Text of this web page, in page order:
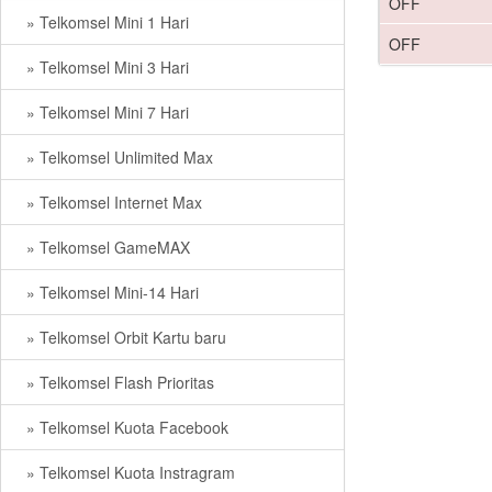
» Telkomsel Mini 1 Hari
» Telkomsel Mini 3 Hari
» Telkomsel Mini 7 Hari
» Telkomsel Unlimited Max
» Telkomsel Internet Max
» Telkomsel GameMAX
» Telkomsel Mini-14 Hari
» Telkomsel Orbit Kartu baru
» Telkomsel Flash Prioritas
» Telkomsel Kuota Facebook
» Telkomsel Kuota Instragram
OFF